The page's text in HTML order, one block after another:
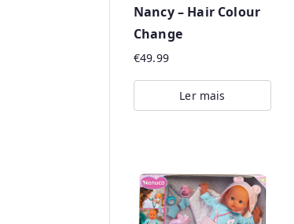
Nancy – Hair Colour
Change
€49.99
Ler mais